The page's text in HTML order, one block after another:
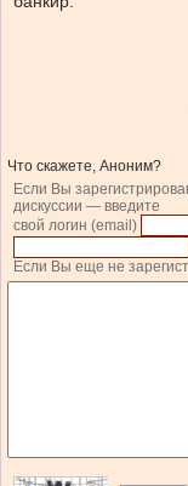
Что скажете, Аноним?
Если Вы
дискуссии — введите
свой логин (email)
Если Вы еще не